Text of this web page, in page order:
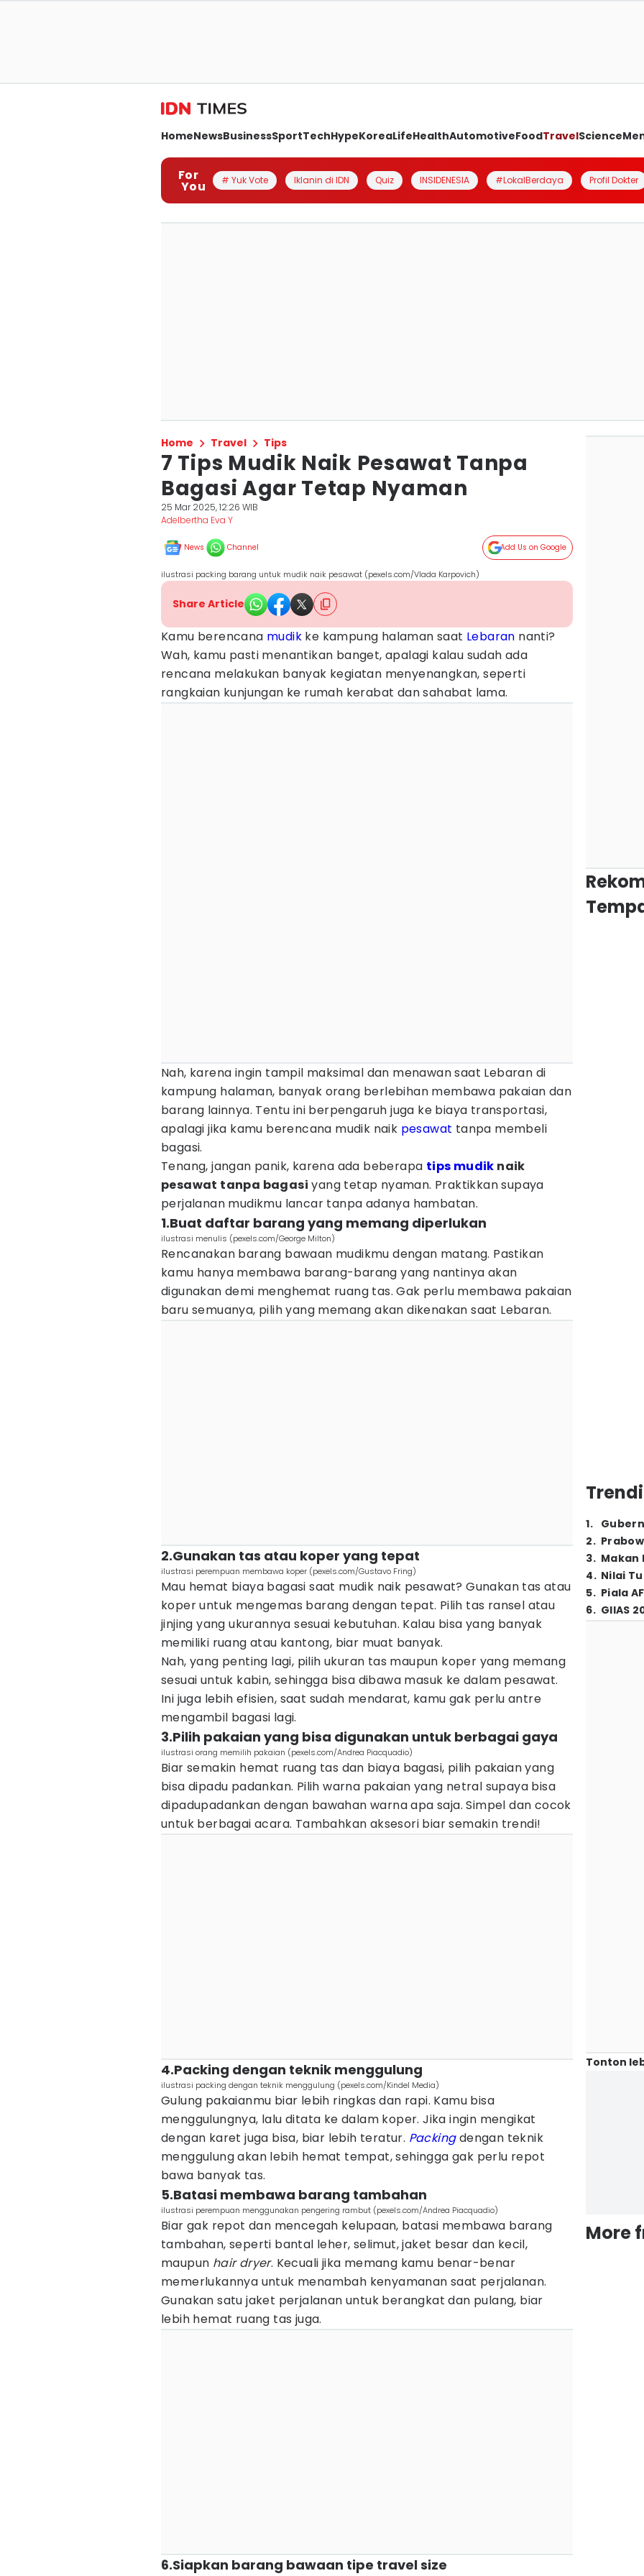
HomeNewsBusinessSportTechHypeKoreaLifeHealthAutomotiveFoodTravelScience
For
You # Yuk Vote Iklanin di IDN Quiz INSIDENESIA #LokalBerdaya Profil Dokter
Home Travel Tips
7 Tips Mudik Naik Pesawat Tanpa
Bagasi Agar Tetap Nyaman
25 Mar 2025, 12:26 WIB
Adelbertha Eva Y
News Channel Add Us on Google
ilustrasi packing barang untuk mudik naik pesawat (pexels.com/Vlada Karpovich)
Share Article
Kamu berencana mudik ke kampung halaman saat Lebaran nanti?
Wah, kamu pasti menantikan banget, apalagi kalau sudah ada
rencana melakukan banyak kegiatan menyenangkan, seperti
rangkaian kunjungan ke rumah kerabat dan sahabat lama.
Nah, karena ingin tampil maksimal dan menawan saat Lebaran di
kampung halaman, banyak orang berlebihan membawa pakaian dan
barang lainnya. Tentu ini berpengaruh juga ke biaya transportasi,
apalagi jika kamu berencana mudik naik pesawat tanpa membeli
bagasi.
Tenang, jangan panik, karena ada beberapa tips mudik naik
pesawat tanpa bagasi yang tetap nyaman. Praktikkan supaya
perjalanan mudikmu lancar tanpa adanya hambatan.
1.Buat daftar barang yang memang diperlukan
ilustrasi menulis (pexels.com/George Milton)
Rencanakan barang bawaan mudikmu dengan matang. Pastikan
kamu hanya membawa barang-barang yang nantinya akan
digunakan demi menghemat ruang tas. Gak perlu membawa pakaian
baru semuanya, pilih yang memang akan dikenakan saat Lebaran.
2.Gunakan tas atau koper yang tepat
ilustrasi perempuan membawa koper (pexels.com/Gustavo Fring)
Mau hemat biaya bagasi saat mudik naik pesawat? Gunakan tas atau
koper untuk mengemas barang dengan tepat. Pilih tas ransel atau
jinjing yang ukurannya sesuai kebutuhan. Kalau bisa yang banyak
memiliki ruang atau kantong, biar muat banyak.
Nah, yang penting lagi, pilih ukuran tas maupun koper yang memang
sesuai untuk kabin, sehingga bisa dibawa masuk ke dalam pesawat.
Ini juga lebih efisien, saat sudah mendarat, kamu gak perlu antre
mengambil bagasi lagi.
3.Pilih pakaian yang bisa digunakan untuk berbagai gaya
ilustrasi orang memilih pakaian (pexels.com/Andrea Piacquadio)
Biar semakin hemat ruang tas dan biaya bagasi, pilih pakaian yang
bisa dipadu padankan. Pilih warna pakaian yang netral supaya bisa
dipadupadankan dengan bawahan warna apa saja. Simpel dan cocok
untuk berbagai acara. Tambahkan aksesori biar semakin trendi!
4.Packing dengan teknik menggulung
ilustrasi packing dengan teknik menggulung (pexels.com/Kindel Media)
Gulung pakaianmu biar lebih ringkas dan rapi. Kamu bisa
menggulungnya, lalu ditata ke dalam koper. Jika ingin mengikat
dengan karet juga bisa, biar lebih teratur. Packingdengan teknik
menggulung akan lebih hemat tempat, sehingga gak perlu repot
bawa banyak tas.
5.Batasi membawa barang tambahan
ilustrasi perempuan menggunakan pengering rambut (pexels.com/Andrea Piacquadio)
Biar gak repot dan mencegah kelupaan, batasi membawa barang
tambahan, seperti bantal leher, selimut, jaket besar dan kecil,
maupun hair dryer. Kecuali jika memang kamu benar-benar
memerlukannya untuk menambah kenyamanan saat perjalanan.
Gunakan satu jaket perjalanan untuk berangkat dan pulang, biar
lebih hemat ruang tas juga.
6.Siapkan barang bawaan tipe travel size
1.
2.
3. Makan
4. Nilai
5. Piala
6. GIIAS
Tonton
More